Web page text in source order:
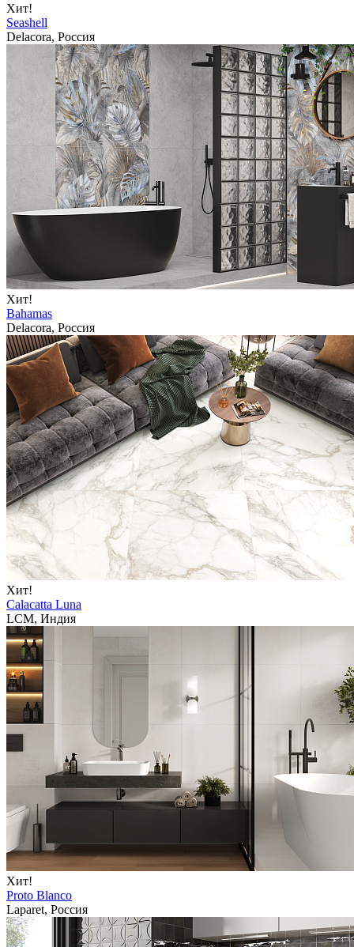
Хит!
Seashell
Delacora, Россия
Хит!
Bahamas
Delacora, Россия
Хит!
Calacatta Luna
LCM, Индия
Хит!
Proto Blanco
Laparet, Россия